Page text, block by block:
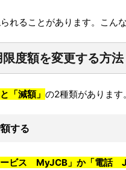
れることがあります。こん
度額を変更する方法
「減額」 の2種類があります。
する
ービス MyJCB」か「電話